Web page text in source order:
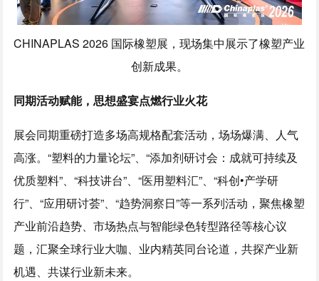
CHINAPLAS 2026 国际橡塑展，现场集中展示了橡塑产业
创新成果。
同期活动赋能，思想盛宴点燃行业火花
展会同期重磅打造多场高规格配套活动，场场爆满、人气
高涨。“塑料的力量论坛”、“添加剂研讨会：成就可持续及
优质塑料”、“科技讲台”、“医用塑料汇”、“科创•产学研
行”、“应用研讨荟”、“趋势洞察日”等一系列活动，聚焦橡塑
产业前沿趋势、市场热点与智能绿色转型路径等核心议
题，汇聚全球行业大咖、业内精英同台论道，共探产业新
机遇、共谋行业新未来。